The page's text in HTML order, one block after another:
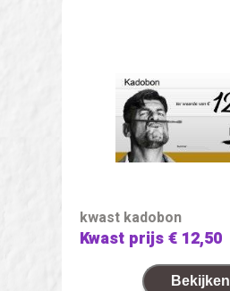
kwast kadobon
Kwast prijs€ 12,50
Bekijken